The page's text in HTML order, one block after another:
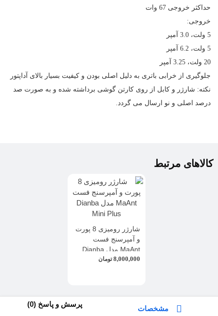
حداکثر خروجی 67 وات
خروجی:
5 ولت، 3.0 آمپر
5 ولت، 6.2 آمپر
20 ولت، 3.25 آمپر
جلوگیری از خرابی باتری به دلیل اصلی بودن و کیفیت بسیار بالای آداپتور
نکته: شارژر و کابل از روی کارتن گوشی برداشته شده و به صورت صد
درصد اصلی و نو ارسال می گردد.
کالاهای مرتبط
شارژر رومیزی 8 پورت
و آمپرسنج فست
MaAnt مدل Dianba
Mini Plus
8,000,000 تومان
مشخصات
پرسش و پاسخ (0)